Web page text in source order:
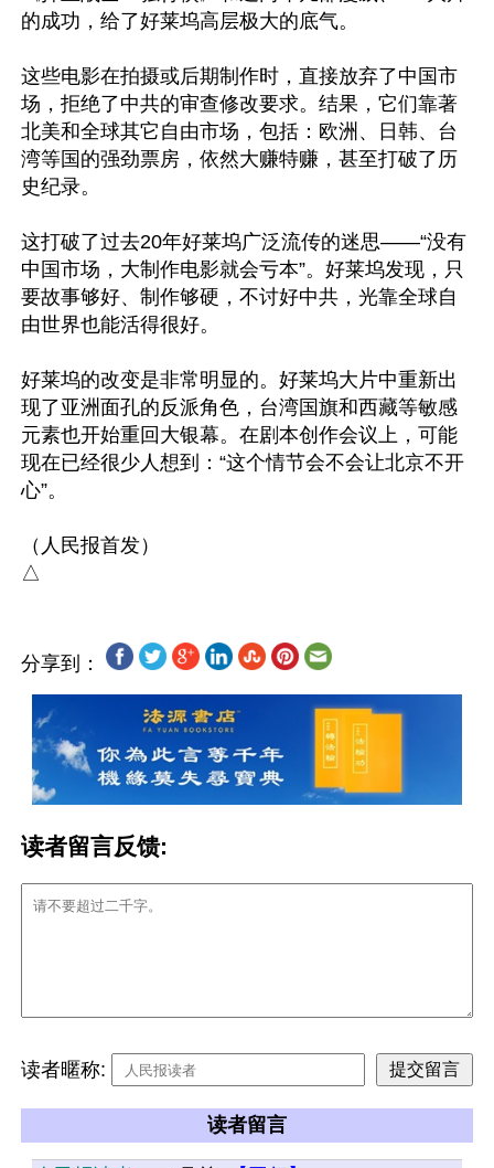
的成功，给了好莱坞高层极大的底气。
这些电影在拍摄或后期制作时，直接放弃了中国市
场，拒绝了中共的审查修改要求。结果，它们靠著
北美和全球其它自由市场，包括：欧洲、日韩、台
湾等国的强劲票房，依然大赚特赚，甚至打破了历
史纪录。
这打破了过去20年好莱坞广泛流传的迷思——“没有
中国市场，大制作电影就会亏本”。好莱坞发现，只
要故事够好、制作够硬，不讨好中共，光靠全球自
由世界也能活得很好。
好莱坞的改变是非常明显的。好莱坞大片中重新出
现了亚洲面孔的反派角色，台湾国旗和西藏等敏感
元素也开始重回大银幕。在剧本创作会议上，可能
现在已经很少人想到：“这个情节会不会让北京不开
心”。
（人民报首发）
分享到：
读者留言反馈:
读者暱称:
读者留言